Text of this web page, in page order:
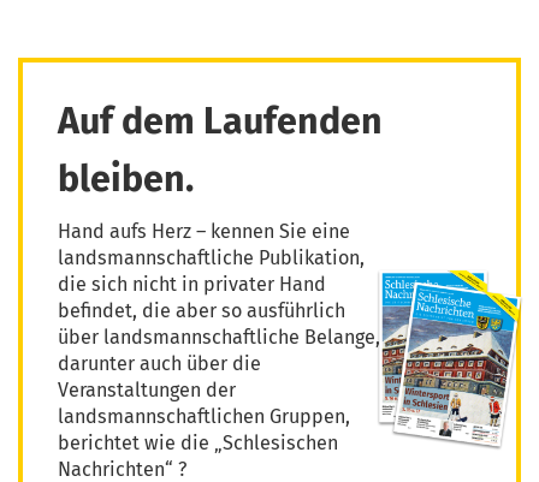
Auf dem Laufenden
bleiben.
Hand aufs Herz – kennen Sie eine
landsmannschaftliche Publikation,
die sich nicht in privater Hand
befindet, die aber so ausführlich
über landsmannschaftliche Belange,
darunter auch über die
Veranstaltungen der
landsmannschaftlichen Gruppen,
berichtet wie die „Schlesischen
Nachrichten“ ?